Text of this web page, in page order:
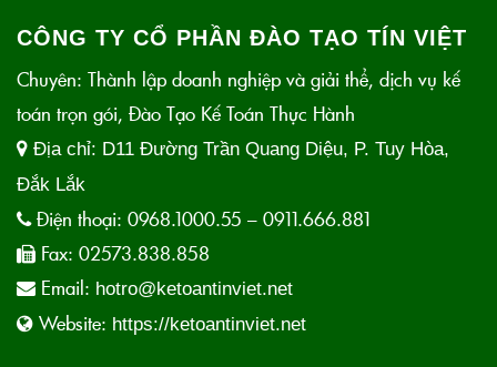
CÔNG TY CỔ PHẦN ĐÀO TẠO TÍN VIỆT
Chuyên: Thành lập doanh nghiệp và giải thể, dịch vụ kế
toán trọn gói, Đào Tạo Kế Toán Thực Hành
Địa chỉ: D11 Đường Trần Quang Diệu, P. Tuy Hòa,
Đắk Lắk
Điện thoại: 0968.1000.55 – 0911.666.881
Fax: 02573.838.858
Email: hotro@ketoantinviet.net
Website: https://ketoantinviet.net